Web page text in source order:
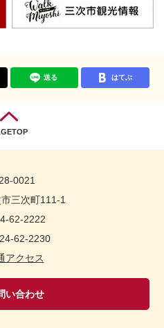
送る はてぶ
0021
三次町111-1
62-2222
62-2230
アクセス
い合わせ